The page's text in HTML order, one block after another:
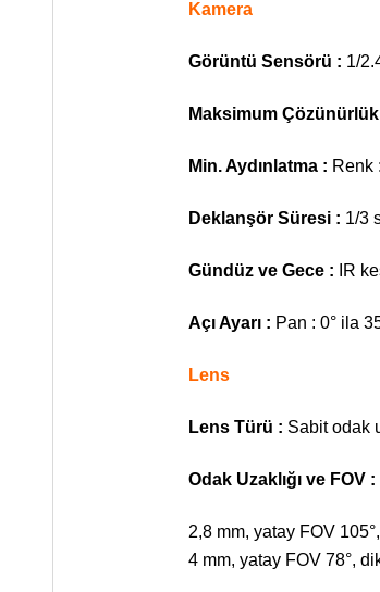
Kamera
Görüntü Sensörü : 1/
Maksimum
Min. Aydınlatma : Renk
Deklanşör Süresi : 1/3
Gündüz ve Gece : IR
Açı Ayarı : Pan : 0° ila
Lens
Lens Türü : Sabit odak
Odak Uzaklığı ve FOV :
2,8 mm, yatay FOV
4 mm, yatay FOV 78°,